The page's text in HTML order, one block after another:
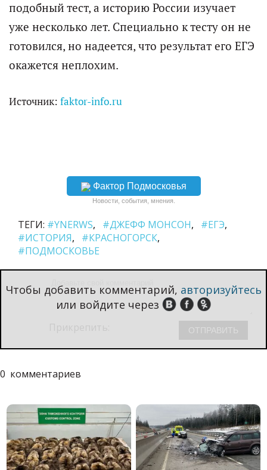
подобный тест, а историю России изучает
уже несколько лет. Специально к тесту он не
готовился, но надеется, что результат его ЕГЭ
окажется неплохим.
Источник: faktor-info.ru
Фактор Подмосковья
Новости, события, мнения.
ТЕГИ: #YNERWS #ДЖЕФФ МОНСОН
#ЕГЭ
#ИСТОРИЯ
#КРАСНОГОРСК
#ПОДМОСКОВЬЕ
Чтобы добавить комментарий, авторизуйтесь
или войдите через
0 комментариев